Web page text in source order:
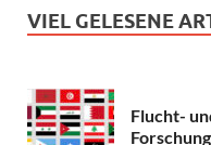
VIEL GELESENE
Flucht-